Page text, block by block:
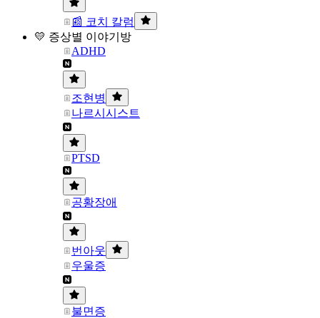
📰 코치 칼럼
💛 증상별 이야기방
ADHD
조현병
나르시시스트
PTSD
공황장애
번아웃
우울증
불면증